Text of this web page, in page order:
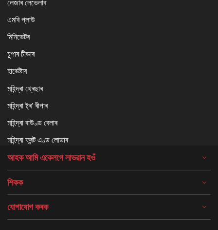
এমবি প্লাউ
মিনিভেটৰ
চুপাৰ চীডাৰ
হাৰ্ভেষ্টাৰ
মহিন্দ্ৰা থ্ৰেছাৰ
মহিন্দ্ৰা ষ্ট্ৰ' ৰীপাৰ
মহিন্দ্ৰা ৰাউণ্ড বেলাৰ
মহিন্দ্ৰা ফ্ৰন্ট এণ্ড লোডাৰ
আহক আমি একেলগে লাভৱান হওঁ
শিকক
যোগাযোগ কৰক